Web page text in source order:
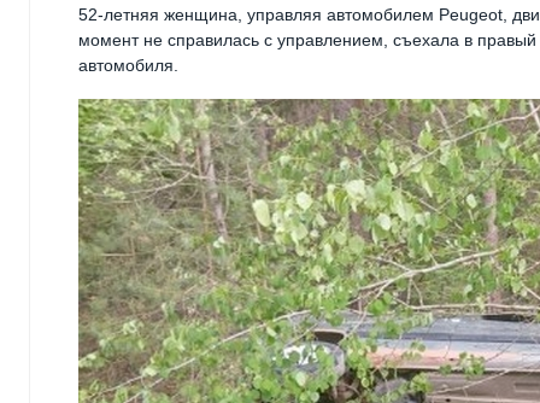
52-летняя женщина, управляя автомобилем Peugeot,
момент не справилась с управлением, съехала в
автомобиля.